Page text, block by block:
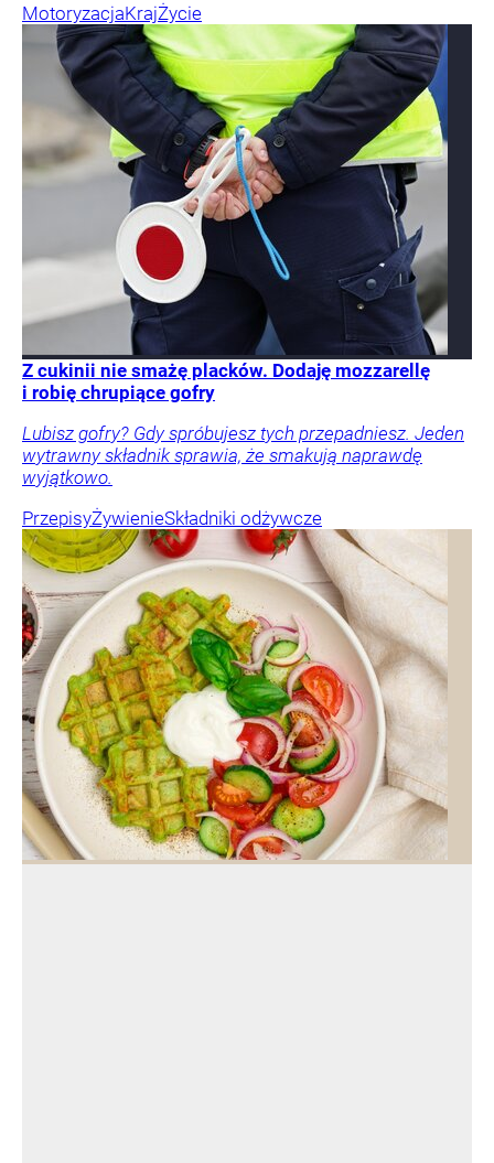
MotoryzacjaKrajŻycie
Z cukinii nie smażę placków. Dodaję mozzarellę
i robię chrupiące gofry
Lubisz gofry? Gdy spróbujesz tych przepadniesz. Jeden
wytrawny składnik sprawia, że smakują naprawdę
wyjątkowo.
PrzepisyŻywienieSkładniki odżywcze